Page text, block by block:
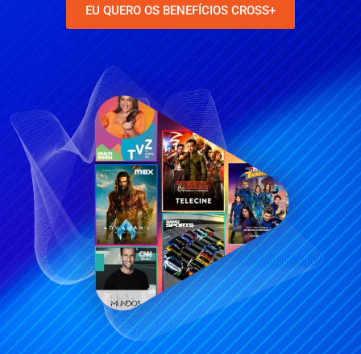
EU QUERO OS BENEFÍCIOS CROSS+